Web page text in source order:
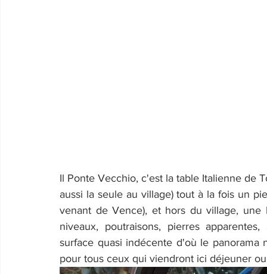
Il Ponte Vecchio, c'est la table Italienne de
aussi la seule au village) tout à la fois un
venant de Vence), et hors du village,
niveaux, poutraisons, pierres
surface quasi indécente d'où le
pour tous ceux qui viendront ici déjeuner